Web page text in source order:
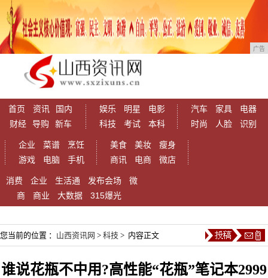
广告
首页 资讯
国内
财经
导购 新车
娱乐 明星
电影
科技
考试 本科
汽车 家具
电器
时尚
人脸 识别
企业 菜谱
烹饪
游戏
电脑 手机
美食 美妆
瘦身
商讯
电商 微店
消费 企业 生活通 发布会场
微
商
商业 大数据 315爆光
您当前的位置 ： 山西资讯网 > 科技 > 内容正文
谁说花瓶不中用?高性能“花瓶”笔记本2999